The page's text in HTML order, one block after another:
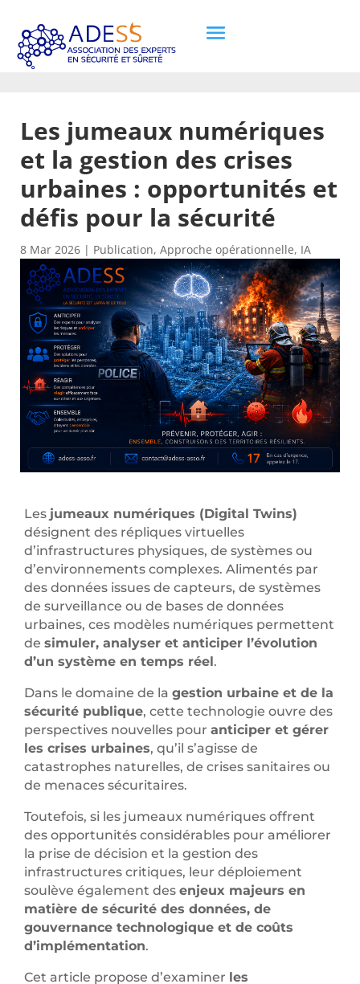
Les jumeaux numériques
et la gestion des crises
urbaines : opportunités et
défis pour la sécurité
8 Mar 2026 | Publication, Approche opérationnelle, IA
Les jumeaux numériques (Digital Twins)
désignent des répliques virtuelles
d’infrastructures physiques, de systèmes ou
d’environnements complexes. Alimentés par
des données issues de capteurs, de systèmes
de surveillance ou de bases de données
urbaines, ces modèles numériques permettent
de simuler, analyser et anticiper l’évolution
d’un système en temps réel.
Dans le domaine de la gestion urbaine et de la
sécurité publique, cette technologie ouvre des
perspectives nouvelles pour anticiper et gérer
les crises urbaines, qu’il s’agisse de
catastrophes naturelles, de crises sanitaires ou
de menaces sécuritaires.
Toutefois, si les jumeaux numériques offrent
des opportunités considérables pour améliorer
la prise de décision et la gestion des
infrastructures critiques, leur déploiement
soulève également des enjeux majeurs en
matière de sécurité des données, de
gouvernance technologique et de coûts
d’implémentation.
Cet article propose d’examiner les